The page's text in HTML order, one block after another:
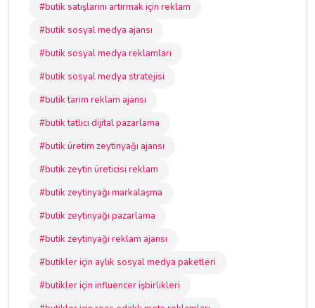
#butik satışlarını artırmak için reklam
#butik sosyal medya ajansı
#butik sosyal medya reklamları
#butik sosyal medya stratejisi
#butik tarım reklam ajansı
#butik tatlıcı dijital pazarlama
#butik üretim zeytinyağı ajansı
#butik zeytin üreticisi reklam
#butik zeytinyağı markalaşma
#butik zeytinyağı pazarlama
#butik zeytinyağı reklam ajansı
#butikler için aylık sosyal medya paketleri
#butikler için influencer işbirlikleri